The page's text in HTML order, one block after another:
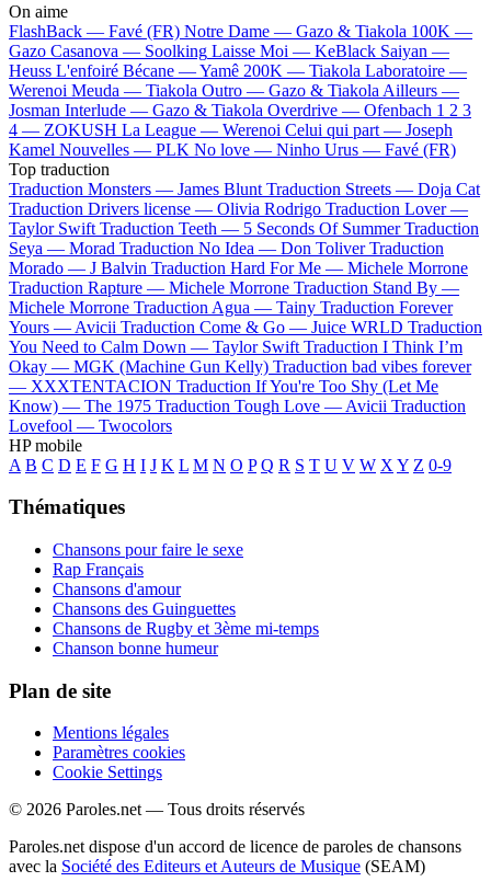
On aime
FlashBack — Favé (FR) Notre Dame — Gazo & Tiakola 100K —
Gazo Casanova — Soolking Laisse Moi — KeBlack Saiyan —
Heuss L'enfoiré Bécane —Yamê 200K — Tiakola Laboratoire —
Werenoi Meuda — Tiakola Outro — Gazo & Tiakola Ailleurs —
Josman Interlude — Gazo & Tiakola Overdrive — Ofenbach 1 2 3
4 — ZOKUSH La League — Werenoi Celui qui part — Joseph
Kamel Nouvelles — PLK No love — Ninho Urus — Favé (FR)
Top traduction
Traduction Monsters — James Blunt Traduction Streets — Doja Cat
Traduction Drivers license — Olivia Rodrigo Traduction Lover —
Taylor Swift Traduction Teeth — 5 Seconds Of Summer Traduction
Seya — Morad Traduction No Idea — Don Toliver Traduction
Morado — J Balvin Traduction Hard For Me — Michele Morrone
Traduction Rapture — Michele Morrone Traduction Stand By —
Michele Morrone Traduction Agua — Tainy Traduction Forever
Yours — Avicii Traduction Come & Go — Juice WRLD Traduction
You Need to Calm Down — Taylor Swift Traduction I Think I’m
Okay — MGK (Machine Gun Kelly) Traduction bad vibes forever
— XXXTENTACION Traduction If You're Too Shy (Let Me
Know) — The 1975 Traduction Tough Love — Avicii Traduction
Lovefool — Twocolors
HP mobile
A B C D E F G H I J K L M N O P Q R S T U V W X Y Z 0-9
Thématiques
Chansons pour faire le sexe
Rap Français
Chansons d'amour
Chansons des Guinguettes
Chansons de Rugby et 3ème mi-temps
Chanson bonne humeur
Plan de site
Mentions légales
Paramètres cookies
Cookie Settings
© 2026 Paroles.net — Tous droits réservés
Paroles.net dispose d'un accord de licence de paroles de chansons
avec la Société des Editeurs et Auteurs de Musique (SEAM)